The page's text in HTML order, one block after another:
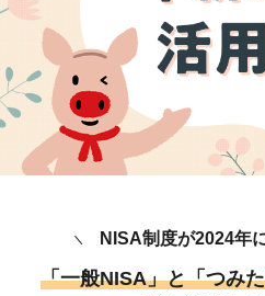
NISA制度が2024年
「一般NISA」と「つみ